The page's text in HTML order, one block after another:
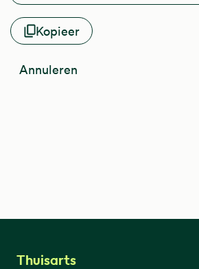
Kopieer
Annuleren
Thuisarts